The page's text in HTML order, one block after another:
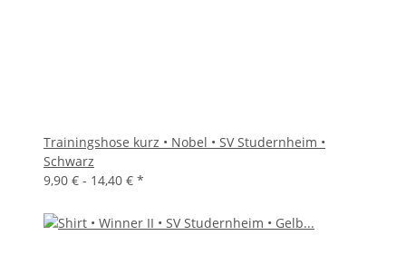
Trainingshose kurz • Nobel • SV Studernheim •
Schwarz
9,90 € - 14,40 € *